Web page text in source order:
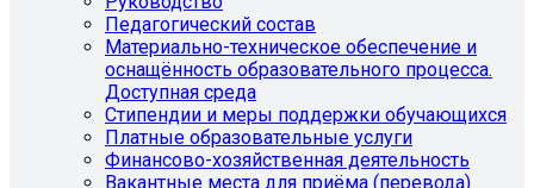
Педагогический состав
Материально-техническое обеспечение и
оснащённость образовательного процесса.
Доступная среда
Стипендии и меры поддержки обучающихся
Платные образовательные услуги
Финансово-хозяйственная деятельность
Вакантные места для приёма (перевода)